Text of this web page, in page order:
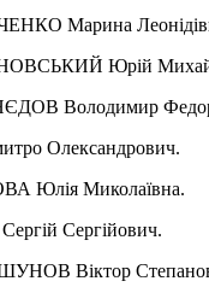
Марина
Юрій
Володимир
Олександрович.
Юлія Миколаївна.
Сергійович.
Віктор